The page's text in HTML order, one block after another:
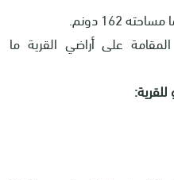
على أراضي القرية ما